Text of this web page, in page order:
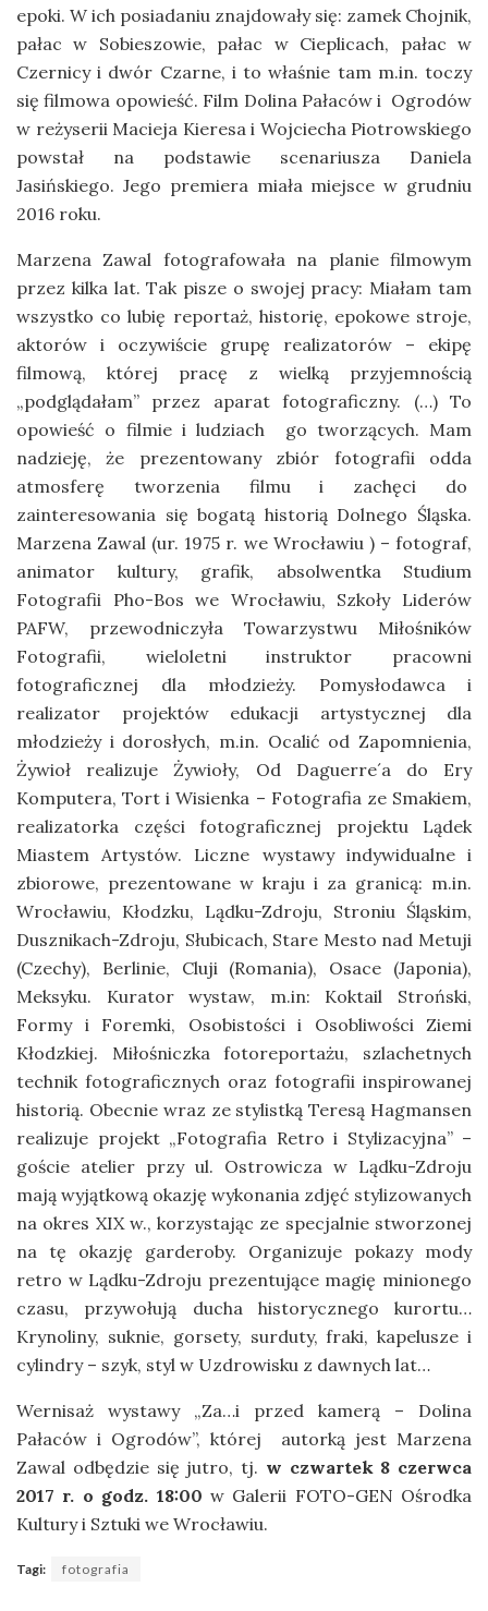
epoki. W ich posiadaniu znajdowały się: zamek Chojnik,
pałac w Sobieszowie, pałac w Cieplicach, pałac w
Czernicy i dwór Czarne, i to właśnie tam m.in. toczy
się filmowa opowieść. Film Dolina Pałaców i Ogrodów
w reżyserii Macieja Kieresa i Wojciecha Piotrowskiego
powstał na podstawie scenariusza Daniela
Jasińskiego. Jego premiera miała miejsce w grudniu
2016 roku.
Marzena Zawal fotografowała na planie filmowym
przez kilka lat. Tak pisze o swojej pracy: Miałam tam
wszystko co lubię reportaż, historię, epokowe stroje,
aktorów i oczywiście grupę realizatorów – ekipę
filmową, której pracę z wielką przyjemnością
„podglądałam” przez aparat fotograficzny. (…) To
opowieść o filmie i ludziach go tworzących. Mam
nadzieję, że prezentowany zbiór fotografii odda
atmosferę tworzenia filmu i zachęci do
zainteresowania się bogatą historią Dolnego Śląska.
Marzena Zawal (ur. 1975 r. we Wrocławiu ) – fotograf,
animator kultury, grafik, absolwentka Studium
Fotografii Pho-Bos we Wrocławiu, Szkoły Liderów
PAFW, przewodniczyła Towarzystwu Miłośników
Fotografii, wieloletni instruktor pracowni
fotograficznej dla młodzieży. Pomysłodawca i
realizator projektów edukacji artystycznej dla
młodzieży i dorosłych, m.in. Ocalić od Zapomnienia,
Żywioł realizuje Żywioły, Od Daguerre´a do Ery
Komputera, Tort i Wisienka – Fotografia ze Smakiem,
realizatorka części fotograficznej projektu Lądek
Miastem Artystów. Liczne wystawy indywidualne i
zbiorowe, prezentowane w kraju i za granicą: m.in.
Wrocławiu, Kłodzku, Lądku-Zdroju, Stroniu Śląskim,
Dusznikach-Zdroju, Słubicach, Stare Mesto nad Metuji
(Czechy), Berlinie, Cluji (Romania), Osace (Japonia),
Meksyku. Kurator wystaw, m.in: Koktail Stroński,
Formy i Foremki, Osobistości i Osobliwości Ziemi
Kłodzkiej. Miłośniczka fotoreportażu, szlachetnych
technik fotograficznych oraz fotografii inspirowanej
historią. Obecnie wraz ze stylistką Teresą Hagmansen
realizuje projekt „Fotografia Retro i Stylizacyjna” –
goście atelier przy ul. Ostrowicza w Lądku-Zdroju
mają wyjątkową okazję wykonania zdjęć stylizowanych
na okres XIX w., korzystając ze specjalnie stworzonej
na tę okazję garderoby. Organizuje pokazy mody
retro w Lądku-Zdroju prezentujące magię minionego
czasu, przywołują ducha historycznego kurortu…
Krynoliny, suknie, gorsety, surduty, fraki, kapelusze i
cylindry – szyk, styl w Uzdrowisku z dawnych lat…
Wernisaż wystawy „Za…i przed kamerą – Dolina
Pałaców i Ogrodów”, której autorką jest Marzena
Zawal odbędzie się jutro, tj. w czwartek 8 czerwca
2017 r. o godz. 18:00 w Galerii FOTO-GEN Ośrodka
Kultury i Sztuki we Wrocławiu.
Tagi: fotografia